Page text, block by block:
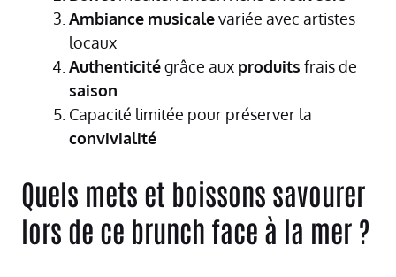
Ambiance musicalevariée avec artistes
locaux
Authenticitégrâce aux produits frais de
saison
Capacité limitée pour préserver la
convivialité
Quels mets et boissons savourer
lors de ce brunch face à la mer ?